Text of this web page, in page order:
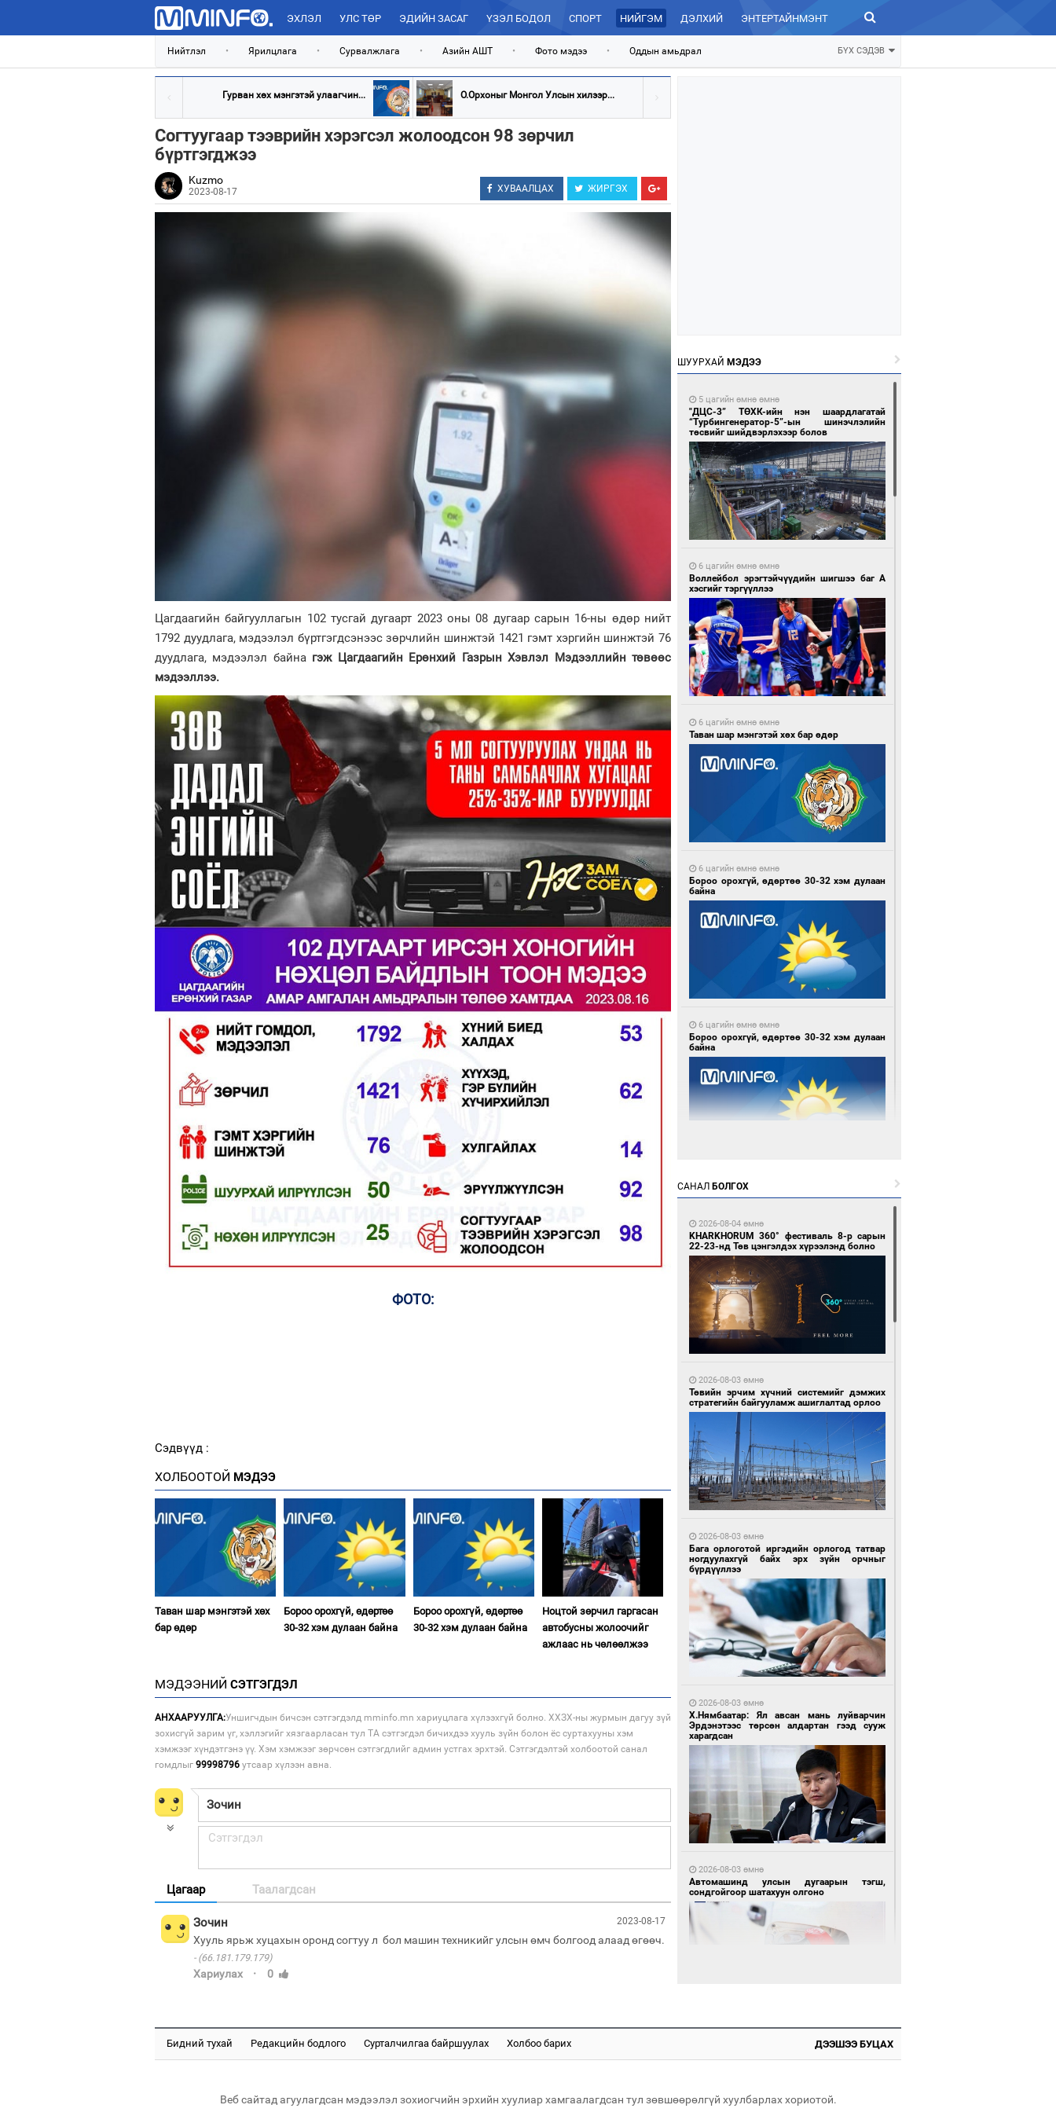
ЭХЛЭЛ УЛС ТӨР ЭДИЙН ЗАСАГ ҮЗЭЛ БОДОЛ СПОРТ НИЙГЭМ ДЭЛХИЙ ЭНТЕРТАЙНМЭНТ ЗУРХАЙ
Нийтлэл • Ярилцлага • Сурвалжлага • Азийн АШТ • Фото мэдээ • Оддын амьдрал БҮХ СЭДЭВ
Гурван хөх мэнгэтэй улаагчин... О.Орхоныг Монгол Улсын хилээр...
Согтуугаар тээврийн хэрэгсэл жолоодсон 98 зөрчил
бүртгэгджээ
Kuzmo
2023-08-17 ХУВААЛЦАХ ЖИРГЭХ
Цагдаагийн байгууллагын 102 тусгай дугаарт 2023 оны 08 дугаар сарын 16-ны өдөр нийт
1792 дуудлага, мэдээлэл бүртгэгдсэнээс зөрчлийн шинжтэй 1421 гэмт хэргийн шинжтэй 76
дуудлага, мэдээлэл байна гэж Цагдаагийн Ерөнхий Газрын Хэвлэл Мэдээллийн төвөөс
мэдээллээ.
ФОТО:
Сэдвүүд :
ХОЛБООТОЙ МЭДЭЭ
Таван шар мэнгэтэй хөх
бар өдөр
Бороо орохгүй, өдөртөө
30-32 хэм дулаан байна
Бороо орохгүй, өдөртөө
30-32 хэм дулаан байна
Ноцтой зөрчил гаргасан
автобусны жолоочийг
ажлаас нь чөлөөлжээ
МЭДЭЭНИЙ СЭТГЭГДЭЛ
АНХААРУУЛГА:Уншигчдын бичсэн сэтгэгдэлд mminfo.mn хариуцлага хүлээхгүй болно. ХХЗХ-ны журмын дагуу зүй
зохисгүй зарим үг, хэллэгийг хязгаарласан тул ТА сэтгэгдэл бичихдээ хууль зүйн болон ёс суртахууны хэм
хэмжээг хүндэтгэнэ үү. Хэм хэмжээг зөрчсөн сэтгэгдлийг админ устгах эрхтэй. Сэтгэгдэлтэй холбоотой санал
гомдлыг 99998796 утсаар хүлээн авна.
Цагаар Таалагдсан
2023-08-17
Зочин
Хууль ярьж хуцахын оронд согтуу л бол машин техникийг улсын өмч болгоод алаад өгөөч.
(66.181.179.179)
Хариулах · 0
ШУУРХАЙ МЭДЭЭ
5 цагийн өмнө өмнө
"ДЦС-3” ТӨХК-ийн нэн шаардлагатай
“Турбингенератор-5”-ын шинэчлэлийн
төсвийг шийдвэрлэхээр болов
6 цагийн өмнө өмнө
Воллейбол эрэгтэйчүүдийн шигшээ баг А
хэсгийг тэргүүллээ
6 цагийн өмнө өмнө
Таван шар мэнгэтэй хөх бар өдөр
6 цагийн өмнө өмнө
Бороо орохгүй, өдөртөө 30-32 хэм дулаан
байна
6 цагийн өмнө өмнө
Бороо орохгүй, өдөртөө 30-32 хэм дулаан
байна
1 өдрийн өмнө өмнө
1 өдрийн өмнө өмнө
1 өдрийн өмнө өмнө
Ирландын алдарт Boyzone хамтлагийн
1 өдрийн өмнө өмнө
Нарны эрчим хүчээр гэрэлтдэг үйлдвэр
1 өдрийн өмнө өмнө
Монгол Улсын волейболын шигшээ баг
өнөөдөр Хятадын эсрэг тоглоно
САНАЛ БОЛГОХ
2026-08-04 өмнө
KHARKHORUM 360° фестиваль 8-р сарын
22-23-нд Төв цэнгэлдэх хүрээлэнд болно
2026-08-03 өмнө
Төвийн эрчим хүчний системийг дэмжих
стратегийн байгууламж ашиглалтад орлоо
2026-08-03 өмнө
Бага орлоготой иргэдийн орлогод татвар
ногдуулахгүй байх эрх зүйн орчныг
бүрдүүллээ
2026-08-03 өмнө
Х.Нямбаатар: Ял авсан мань луйварчин
Эрдэнэтээс төрсөн алдартан гээд сууж
харагдсан
2026-08-03 өмнө
Автомашинд улсын дугаарын тэгш,
сондгойгоор шатахуун олгоно
2026-08-03 өмнө
Хөвсгөл нуурын лусыг тахих төрийн
Бидний тухай Редакцийн бодлого Сурталчилгаа байршуулах Холбоо барих ДЭЭШЭЭ БУЦАХ
Веб сайтад агуулагдсан мэдээлэл зохиогчийн эрхийн хуулиар хамгаалагдсан тул зөвшөөрөлгүй хуулбарлах хориотой.